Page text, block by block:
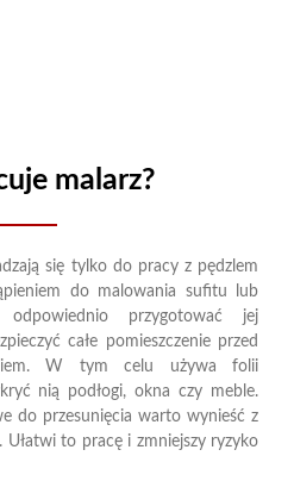
malarz?
się tylko do pracy z pędzlem
do malowania sufitu lub
przygotować jej
całe pomieszczenie przed
W tym celu używa folii
nią podłogi, okna czy meble.
do przesunięcia warto wynieść z
Ułatwi to pracę i zmniejszy ryzyko